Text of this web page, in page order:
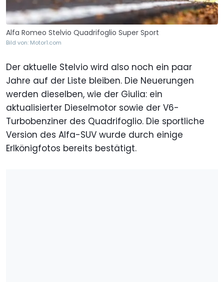
Alfa Romeo Stelvio Quadrifoglio Super Sport
Bild von: Motor1.com
Der aktuelle Stelvio wird also noch ein paar
Jahre auf der Liste bleiben. Die Neuerungen
werden dieselben, wie der Giulia: ein
aktualisierter Dieselmotor sowie der V6-
Turbobenziner des Quadrifoglio. Die sportliche
Version des Alfa-SUV wurde durch einige
Erlkönigfotos bereits bestätigt.